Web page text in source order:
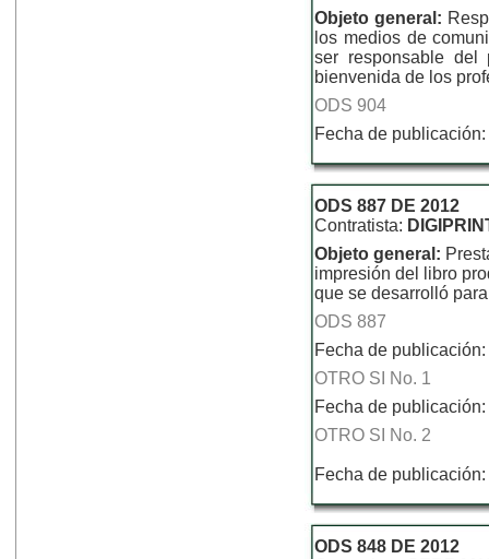
Objeto general:
los medios de
ser responsable del
bienvenida de los
ODS 904
Fecha de
ODS 887 DE 2012
Contratista:
Objeto general:
impresión del libro
que se desarrolló
ODS 887
Fecha de
OTRO SI No. 1
Fecha de
OTRO SI No. 2
Fecha de
ODS 848 DE 2012